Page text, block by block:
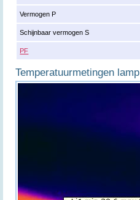
Vermogen P
Schijnbaar vermogen S
PF
Temperatuurmetingen lamp